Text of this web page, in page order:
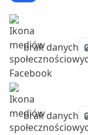
brak danych
brak danych